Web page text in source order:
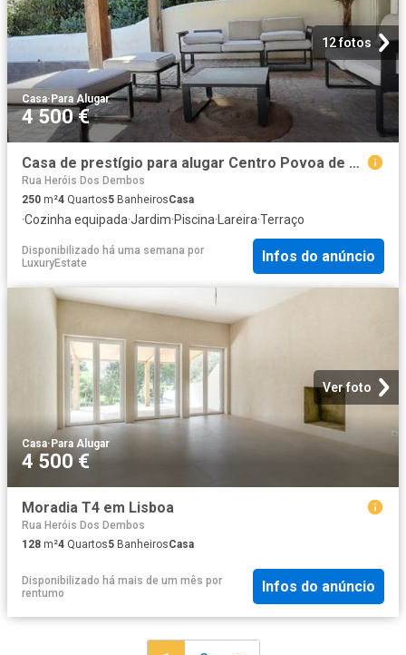
12 fotos
Casa· Para Alugar
4 500 €
Casa de prestígio para alugar Centro Povoa de Santo Adriao, Odivelas, Lisboa
Rua Heróis Dos Dembos
250 m²4 Quartos5 BanheirosCasa
·Cozinha equipada·Jardim·Piscina· Lareira·Terraço
Disponibilizado há uma semana por
LuxuryEstate
Infos do anúncio
Ver foto
Casa·Para Alugar
4 500 €
Moradia T4 em Lisboa
Rua Heróis Dos Dembos
128 m²4 Quartos5 BanheirosCasa
Disponibilizado há mais de um mês por
rentumo
Infos do anúncio